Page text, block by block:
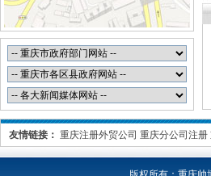
友情链接： 重庆注册外贸公司 重庆分公司注册